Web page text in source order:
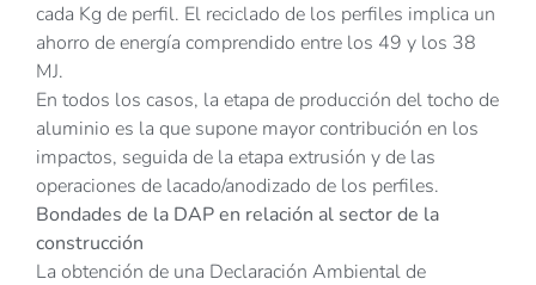
cada Kg de perfil. El reciclado de los perfiles implica un
ahorro de energía comprendido entre los 49 y los 38
MJ.
En todos los casos, la etapa de producción del tocho de
aluminio es la que supone mayor contribución en los
impactos, seguida de la etapa extrusión y de las
operaciones de lacado/anodizado de los perfiles.
Bondades de la DAP en relación al sector de la
construcción
La obtención de una Declaración Ambiental de